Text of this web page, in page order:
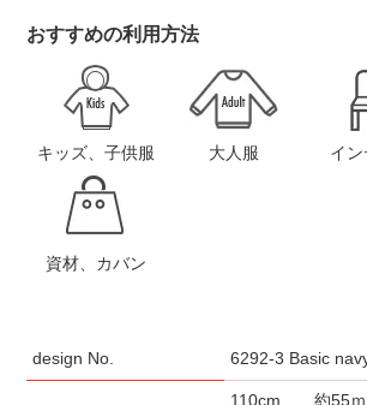
おすすめの利用方法
キッズ、子供服 大人服 イ
資材、カバン
design No. 6292-3 Basic
110cm 約55ｍ